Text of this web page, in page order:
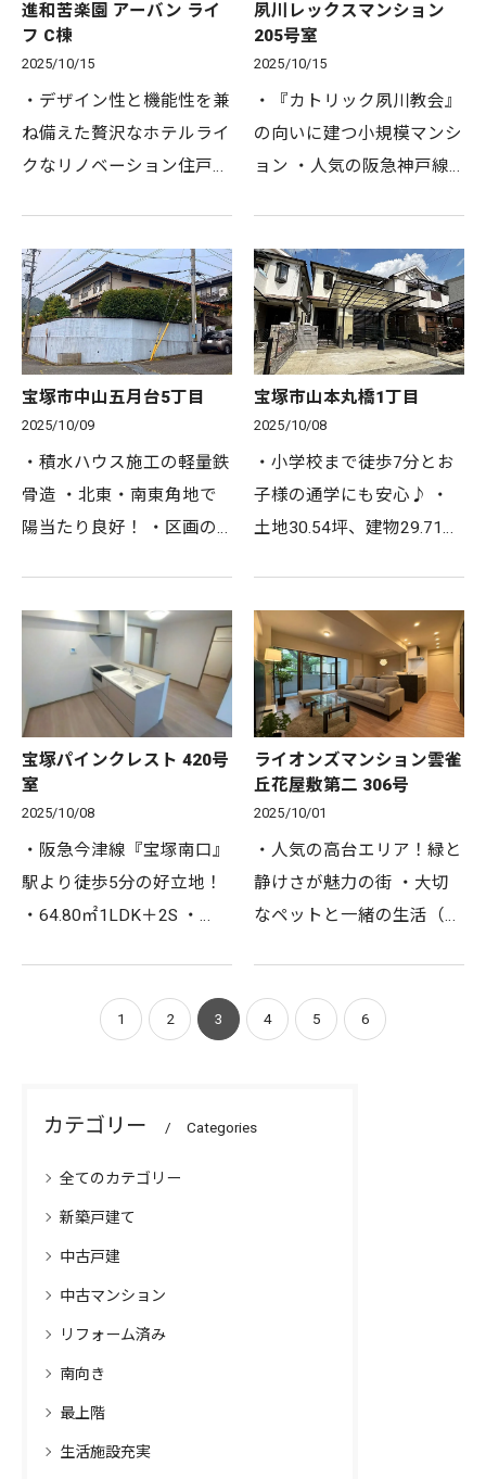
進和苦楽園 アーバン ライ
フ C棟
2025/10/15
・デザイン性と機能性を兼
ね備えた贅沢なホテルライ
クなリノベーション住戸！
いお部屋です ・平成29年2
月リノベーション済み ・
TOYOKITCHEN社製キッチ…
夙川レックスマンション
205号室
2025/10/15
・『カトリック夙川教会』
の向いに建つ小規模マンシ
ョン ・人気の阪急神戸線
・2025年9月リノベーショ
ン完了！ ・通勤通学に便
利な3駅3沿線利用可能 ・
春…
宝塚市中山五月台5丁目
2025/10/09
・積水ハウス施工の軽量鉄
骨造 ・北東・南東角地で
陽当たり良好！ ・区画の
約2分！ ・土地72.23坪、
建物59.73坪6LDK＋DK全
居室6帖以上 ・二世帯住宅
として…
宝塚市山本丸橋1丁目
2025/10/08
・小学校まで徒歩7分とお
子様の通学にも安心♪ ・
土地30.54坪、建物29.71坪
完了！ ・コンビニやドラ
ッグストアまで徒歩3分の
好立地 ・駐車スペース1台
分あ…
宝塚パインクレスト 420号
室
2025/10/08
・阪急今津線『宝塚南口』
駅より徒歩5分の好立地！
・64.80㎡1LDK＋2S ・
ル電化マンション ・全居
室フローリング仕様 ・近
ライオンズマンション雲雀
丘花屋敷第二 306号
2025/10/01
・人気の高台エリア！緑と
静けさが魅力の街 ・大切
なペットと一緒の生活（規
2025年7月リノベーション
完了 ・南向きの角部屋で
1 2 3 4 5 6
カテゴリー Categories
全てのカテゴリー
新築戸建て
中古戸建
中古マンション
リフォーム済み
南向き
最上階
生活施設充実